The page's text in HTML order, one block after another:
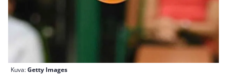
Kuva:Getty Images